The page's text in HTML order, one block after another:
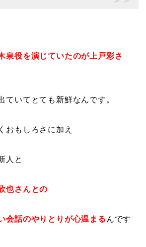
泉役を演じていたのが上戸彩さ
ていてとても新鮮なんです。
おもしろさに加え
人と
也さんとの
会話のやりとりが心温まる んです